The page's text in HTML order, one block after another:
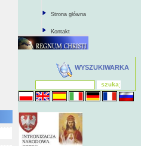
Strona główna
Kontakt
WYSZUKIWARKA